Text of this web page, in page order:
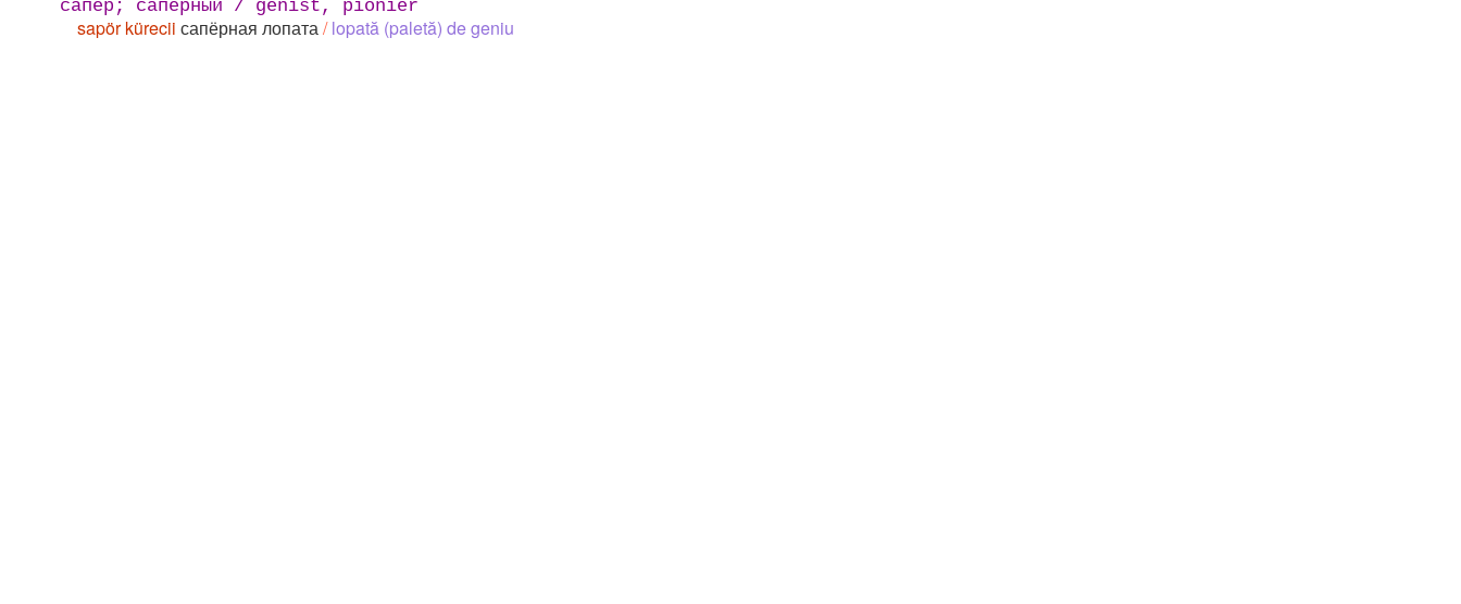
сапёр; сапёрный / genist, pionier
sapör kürecii сапёрная лопата/ lopată (paletă) de geniu